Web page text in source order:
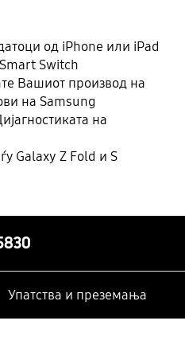
од iPhone или iPad
Switch
Вашиот производ на
на Samsung
на
Galaxy Z Fold и S
Упатства и преземања